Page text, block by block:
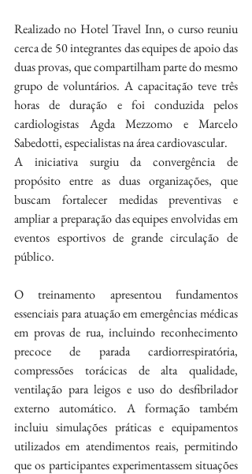
Realizado no Hotel Travel Inn, o curso reuniu
cerca de 50 integrantes das equipes de apoio das
duas provas, que compartilham parte do mesmo
grupo de voluntários. A capacitação teve três
horas de duração e foi conduzida pelos
cardiologistas Agda Mezzomo e Marcelo
Sabedotti, especialistas na área cardiovascular.
A iniciativa surgiu da convergência de
propósito entre as duas organizações, que
buscam fortalecer medidas preventivas e
ampliar a preparação das equipes envolvidas em
eventos esportivos de grande circulação de
público.
O treinamento apresentou fundamentos
essenciais para atuação em emergências médicas
em provas de rua, incluindo reconhecimento
precoce de parada cardiorrespiratória,
compressões torácicas de alta qualidade,
ventilação para leigos e uso do desfibrilador
externo automático. A formação também
incluiu simulações práticas e equipamentos
utilizados em atendimentos reais, permitindo
que os participantes experimentassem situações